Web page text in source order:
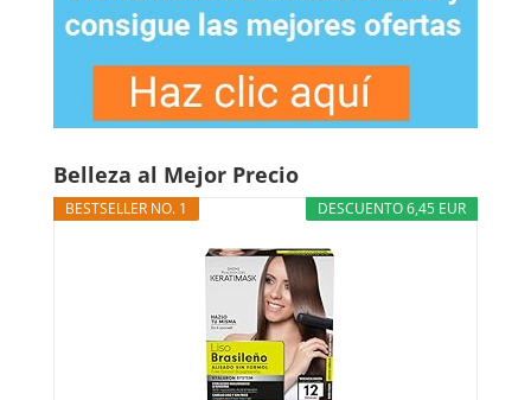
Belleza al Mejor Precio
DESCUENTO 6,45 EUR
BESTSELLER NO. 1